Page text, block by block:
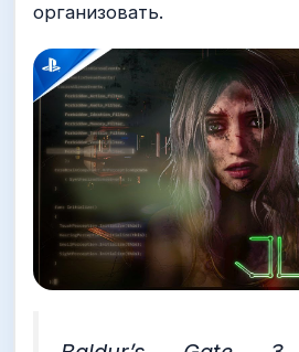
организовать.